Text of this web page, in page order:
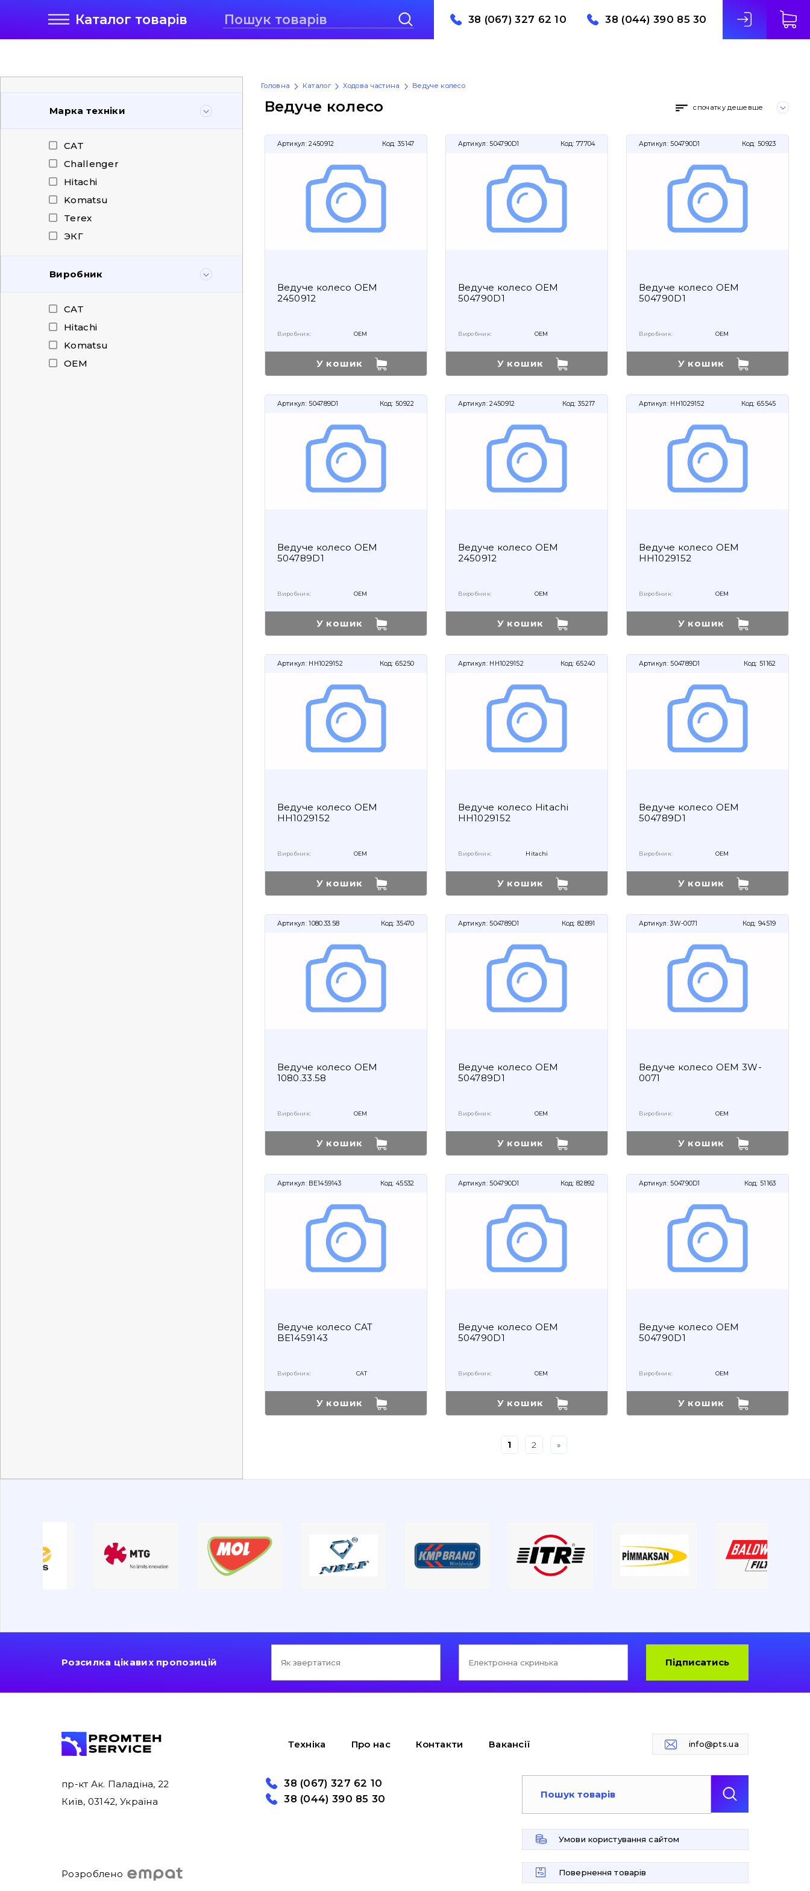
Каталог товарів 38 (067) 327 62 10 38 (044) 390 85 30
Марка техніки
CAT
Challenger
Hitachi
Komatsu
Terex
ЭКГ
Виробник
CAT
Hitachi
Komatsu
OEM
Головна Каталог Ходова частина Ведуче колесо
Ведуче колесо спочатку дешевше
Артикул: 2450912 Код: 35147
Ведуче колесо OEM
2450912
Виробник: OEM
У кошик
Артикул: 504790D1 Код: 77704
Ведуче колесо OEM
504790D1
Виробник: OEM
У кошик
Артикул: 504790D1 Код: 50923
Ведуче колесо OEM
504790D1
Виробник: OEM
У кошик
Артикул: 504789D1 Код: 50922
Ведуче колесо OEM
504789D1
Виробник: OEM
У кошик
Артикул: 2450912 Код: 35217
Ведуче колесо OEM
2450912
Виробник: OEM
У кошик
Артикул: HH1029152 Код: 65545
Ведуче колесо OEM
HH1029152
Виробник: OEM
У кошик
Артикул: HH1029152 Код: 65250
Ведуче колесо OEM
HH1029152
Виробник: OEM
У кошик
Артикул: HH1029152 Код: 65240
Ведуче колесо Hitachi
HH1029152
Виробник: Hitachi
У кошик
Артикул: 504789D1 Код: 51162
Ведуче колесо OEM
504789D1
Виробник: OEM
У кошик
Артикул: 1080.33.58 Код: 35470
Ведуче колесо OEM
1080.33.58
Виробник: OEM
У кошик
Артикул: 504789D1 Код: 82891
Ведуче колесо OEM
504789D1
Виробник: OEM
У кошик
Артикул: 3W-0071 Код: 94519
Ведуче колесо OEM 3W-
0071
Виробник: OEM
У кошик
Артикул: BE1459143 Код: 45532
Ведуче колесо CAT
BE1459143
Виробник: CAT
У кошик
Артикул: 504790D1 Код: 82892
Ведуче колесо OEM
504790D1
Виробник: OEM
У кошик
Артикул: 504790D1 Код: 51163
Ведуче колесо OEM
504790D1
Виробник: OEM
У кошик
1 2 »
Розсилка цікавих пропозицій Підписатись
Техніка Про нас Контакти Вакансії info@pts.ua
пр-кт Ак. Паладіна, 22
Київ, 03142, Україна
Розроблено
38 (067) 327 62 10
38 (044) 390 85 30
Умови користування сайтом
Повернення товарів